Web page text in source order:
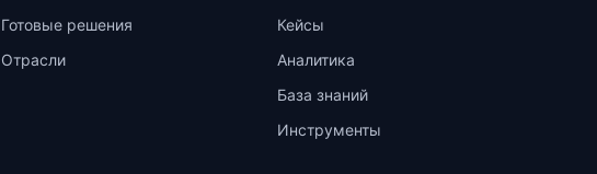
Готовые решения
Отрасли
Кейсы
Аналитика
База знаний
Инструменты